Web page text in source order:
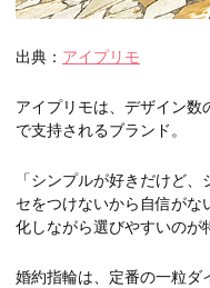
出典： アイプリモ
アイプリモは、デザイン数
で支持されるブランド。
「シンプルが好きだけど
セをつけないから自信がな
化しながら選びやすいのが
婚約指輪は、定番の一粒ダ